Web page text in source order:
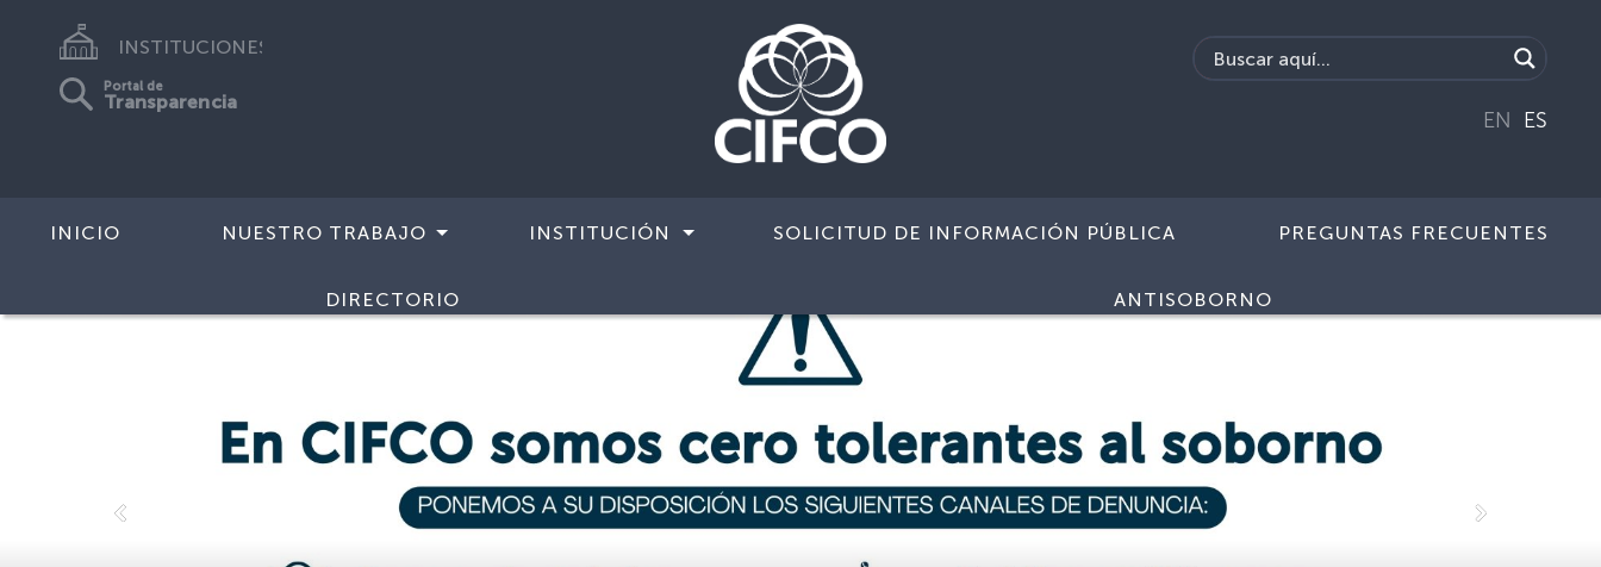
INSTITUCIONES
Portal de
Transparencia
EN ES
INICIO NUESTRO TRABAJO INSTITUCIÓN SOLICITUD DE INFORMACIÓN PÚBLICA PREGUNTAS FRECUENTES
DIRECTORIO ANTISOBORNO
Anterior Siguiente